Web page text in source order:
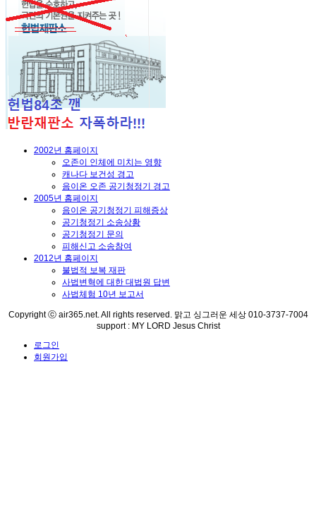
2002년 홈페이지
오존이 인체에 미치는 영향
캐나다 보건성 경고
음이온 오존 공기청정기 경고
2005년 홈페이지
음이온 공기청정기 피해증상
공기청정기 소송상황
공기청정기 문의
피해신고 소송참여
2012년 홈페이지
불법적 보복 재판
사법변혁에 대한 대법원 답변
사법체험 10년 보고서
Copyright ⓒ air365.net. All rights reserved. 맑고 싱그러운 세상 010-3737-7004
support : MY LORD Jesus Christ
로그인
회원가입